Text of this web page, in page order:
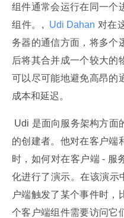
组件通常会运行在同一个
组件。,
Udi Dahan 对在
务器的通信方面，将多个
后将其合并成一个较大的
可以尽可能地避免高昂的
成本和延迟。
Udi 是面向服务架构方面
的创建者。他对在客户端
时，如何对在客户端 - 服
化进行了演示。在该演示
户端触发了某个事件时，
个客户端组件需要访问它